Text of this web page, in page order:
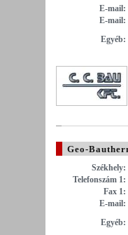
E-mail:
E-mail:
Egyéb:
Geo-
Székhely:
Telefonszám 1:
Fax 1:
E-mail:
Egyéb: